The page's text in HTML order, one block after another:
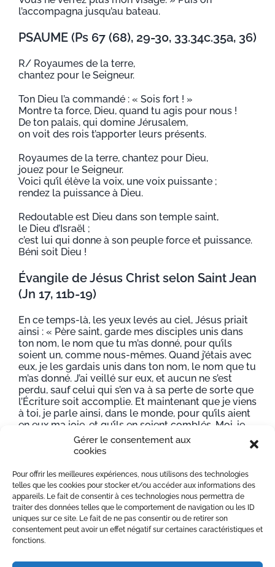
Gérer le consentement aux
cookies
Pour offrir les meilleures expériences, nous utilisons des technologies
telles que les cookies pour stocker et/ou accéder aux informations des
appareils. Le fait de consentir à ces technologies nous permettra de
traiter des données telles que le comportement de navigation ou les ID
uniques sur ce site. Le fait de ne pas consentir ou de retirer son
consentement peut avoir un effet négatif sur certaines caractéristiques et
fonctions.
l’accompagna jusqu’au bateau.
PSAUME (Ps 67 (68), 29-30, 33.34c.35a, 36)
R/ Royaumes de la terre,
chantez pour le Seigneur.
Ton Dieu l’a commandé : « Sois fort ! »
Montre ta force, Dieu, quand tu agis pour nous !
De ton palais, qui domine Jérusalem,
on voit des rois t’apporter leurs présents.
Royaumes de la terre, chantez pour Dieu,
jouez pour le Seigneur.
Voici qu’il élève la voix, une voix puissante ;
rendez la puissance à Dieu.
Redoutable est Dieu dans son temple saint,
le Dieu d’Israël ;
c’est lui qui donne à son peuple force et puissance.
Béni soit Dieu !
Évangile de Jésus Christ selon Saint Jean
(Jn 17, 11b-19)
En ce temps-là, les yeux levés au ciel, Jésus priait
ainsi : « Père saint, garde mes disciples unis dans
ton nom, le nom que tu m’as donné, pour qu’ils
soient un, comme nous-mêmes. Quand j’étais avec
eux, je les gardais unis dans ton nom, le nom que tu
m’as donné. J’ai veillé sur eux, et aucun ne s’est
perdu, sauf celui qui s’en va à sa perte de sorte que
l’Écriture soit accomplie. Et maintenant que je viens
à toi, je parle ainsi, dans le monde, pour qu’ils aient
en eux ma joie, et qu’ils en soient comblés. Moi, je
leur ai donné ta parole, et le monde les a pris en
haine parce qu’ils
n’appartiens pas au monde. Je ne prie pas pour que
tu les retires du monde, mais pour que tu les
gardes du Mauvais. Ils n’appartiennent pas au
monde, de même que moi, je n’appartiens pas au
monde. Sanctifie-les dans la vérité : ta parole est
vérité. De même que tu m’as envoyé dans le
monde, moi aussi, je les ai envoyés dans le monde.
soient, eux aussi, sanctifiés dans la vérité. »